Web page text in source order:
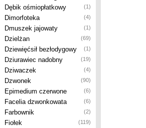
Dębik ośmiopłatkowy (1)
Dimorfoteka (4)
Dmuszek jajowaty (1)
Dzielżan (69)
Dziewięćsił bezłodygowy (1)
Dziurawiec nadobny (19)
Dziwaczek (4)
Dzwonek (90)
Epimedium czerwone (6)
Facelia dzwonkowata (6)
Farbownik (2)
Fiołek (119)